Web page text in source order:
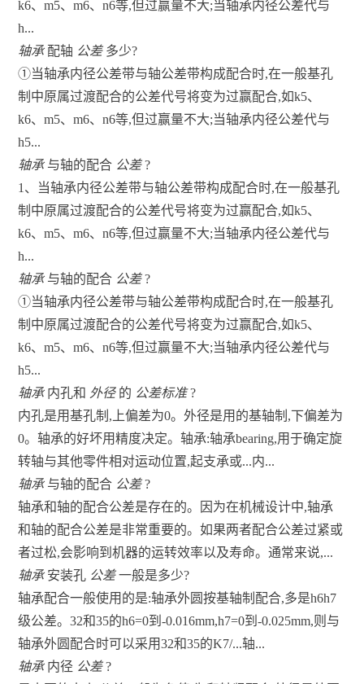
k6、m5、m6、n6等,但过赢量不大;当轴承内径公差代与
h...
轴承 配轴 公差 多少?
①当轴承内径公差带与轴公差带构成配合时,在一般基孔
制中原属过渡配合的公差代号将变为过赢配合,如k5、
k6、m5、m6、n6等,但过赢量不大;当轴承内径公差代与
h5...
轴承 与轴的配合 公差?
1、当轴承内径公差带与轴公差带构成配合时,在一般基孔
制中原属过渡配合的公差代号将变为过赢配合,如k5、
k6、m5、m6、n6等,但过赢量不大;当轴承内径公差代与
h...
轴承 与轴的配合 公差?
①当轴承内径公差带与轴公差带构成配合时,在一般基孔
制中原属过渡配合的公差代号将变为过赢配合,如k5、
k6、m5、m6、n6等,但过赢量不大;当轴承内径公差代与
h5...
轴承 内孔和 外径 的 公差标准?
内孔是用基孔制,上偏差为0。外径是用的基轴制,下偏差为
0。轴承的好坏用精度决定。轴承:轴承bearing,用于确定旋
转轴与其他零件相对运动位置,起支承或...内...
轴承 与轴的配合 公差?
轴承和轴的配合公差是存在的。因为在机械设计中,轴承
和轴的配合公差是非常重要的。如果两者配合公差过紧或
者过松,会影响到机器的运转效率以及寿命。通常来说,...
轴承 安装孔 公差一般是多少?
轴承配合一般使用的是:轴承外圆按基轴制配合,多是h6h7
级公差。32和35的h6=0到-0.016mm,h7=0到-0.025mm,则与
轴承外圆配合时可以采用32和35的K7/...轴...
轴承 内径 公差?